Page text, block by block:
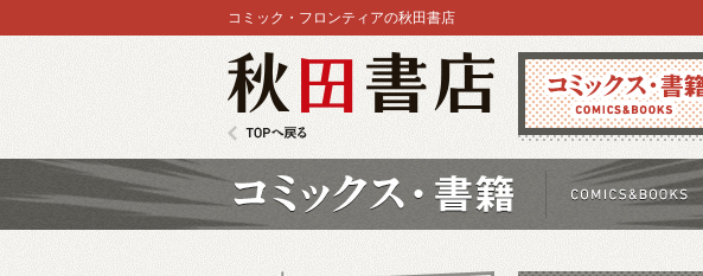
コミックス
コミック・フロンティアの秋田書店